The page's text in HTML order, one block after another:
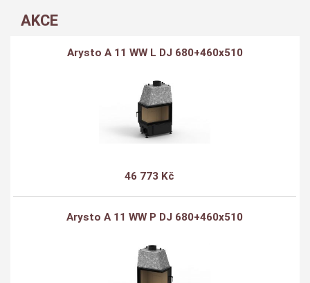
AKCE
Arysto A 11 WW L DJ 680+460x510
46 773 Kč
Arysto A 11 WW P DJ 680+460x510